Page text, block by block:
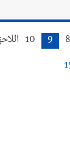
8
9
10